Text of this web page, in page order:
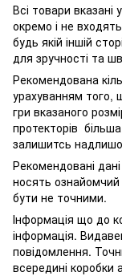
Всі товари
окремо і не
будь якій іншій
для зручності та
Рекомендована
урахуванням того,
гри вказаного
протекторів більша
залишитсь
Рекомендовані дані
носять
бути не точними.
Інформація що до
інформація.
повідомлення.
всередині коробки